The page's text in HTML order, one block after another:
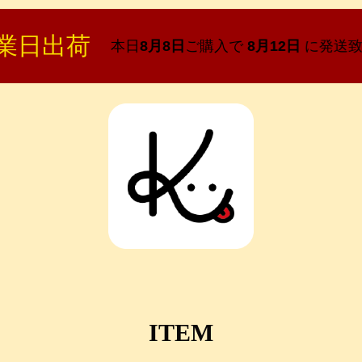
日出荷 本日 8月8日 ご購入で8月12日 に発送
ITEM